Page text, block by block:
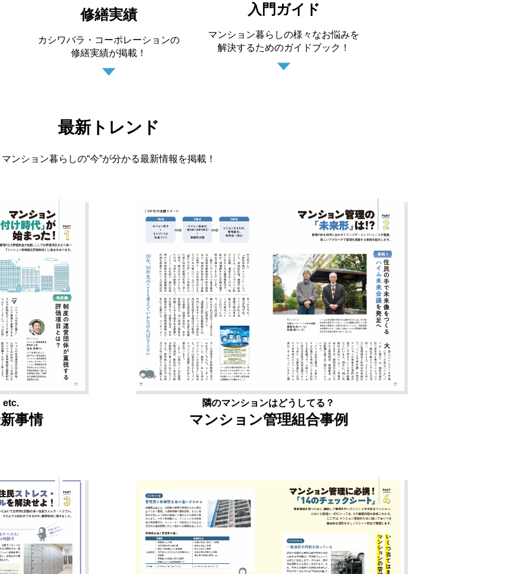
修繕実績
カシワバラ・コーポレーションの
修繕実績が掲載！
入門ガイド
マンション暮らしの様々なお悩みを
解決するためのガイドブック！
最新トレンド
マンション暮らしの“今”が分かる最新情報を掲載！
etc.
事情
隣のマンションはどうしてる？
マンション管理組合事例